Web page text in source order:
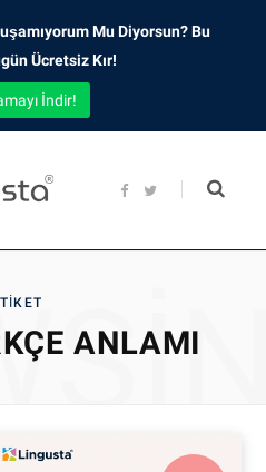
F
b
t
ANLAMI
Mu Diyorsun? Bu
Ücretsiz Kır!
İndir!